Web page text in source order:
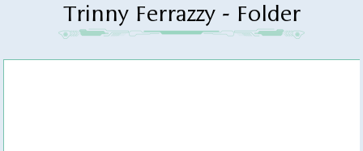
Trinny Ferrazzy - Folder